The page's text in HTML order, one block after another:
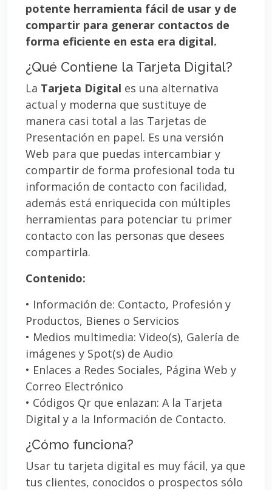
potente herramienta fácil de usar y de
compartir para generar contactos de
forma eficiente en esta era digital.
¿Qué Contiene la Tarjeta Digital?
La Tarjeta Digital es una alternativa
actual y moderna que sustituye de
manera casi total a las Tarjetas de
Presentación en papel. Es una versión
Web para que puedas intercambiar y
compartir de forma profesional toda tu
información de contacto con facilidad,
además está enriquecida con múltiples
herramientas para potenciar tu primer
contacto con las personas que desees
compartirla.
Contenido:
• Información de: Contacto, Profesión y
Productos, Bienes o Servicios
• Medios multimedia: Video(s), Galería de
imágenes y Spot(s) de Audio
• Enlaces a Redes Sociales, Página Web y
Correo Electrónico
• Códigos Qr que enlazan: A la Tarjeta
Digital y a la Información de Contacto.
¿Cómo funciona?
Usar tu tarjeta digital es muy fácil, ya que
tus clientes, conocidos o prospectos sólo